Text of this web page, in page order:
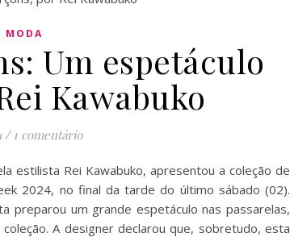
MODA
Um espetáculo
Kawabuko
/ 1 comentário
estilista Rei Kawabuko, apresentou a coleção de
2024, no final da tarde do último sábado (02).
preparou um grande espetáculo nas passarelas,
A designer declarou que, sobretudo, esta